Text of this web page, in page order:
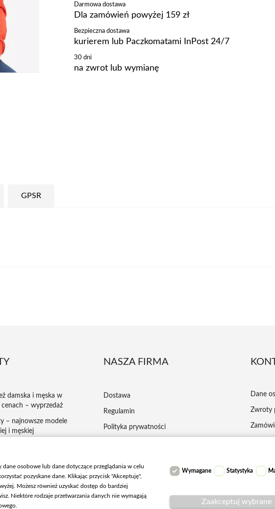
Darmowa dostawa
Dla zamówień powyżej 159 zł
Bezpieczna dostawa
kurierem lub Paczkomatami InPost 24/7
30 dni
na zwrot lub wymianę
GPSR
damska i męska w
– wyprzedaż
– najnowsze modele
i męskiej
NASZA FIRMA
Dostawa
Regulamin
Polityka prywatności
Zwroty
Kontakt z nami
Dane
Zwroty
Kupony
osobowe lub dane dotyczące przeglądania w celu
pozyskane dane. Klikając przycisk "Akceptuję",
Możesz również uzyskać dostęp do bardziej
Niektóre rodzaje przetwarzania danych nie wymagają
Wymagane Statystyka
Zaakceptuj wybrane